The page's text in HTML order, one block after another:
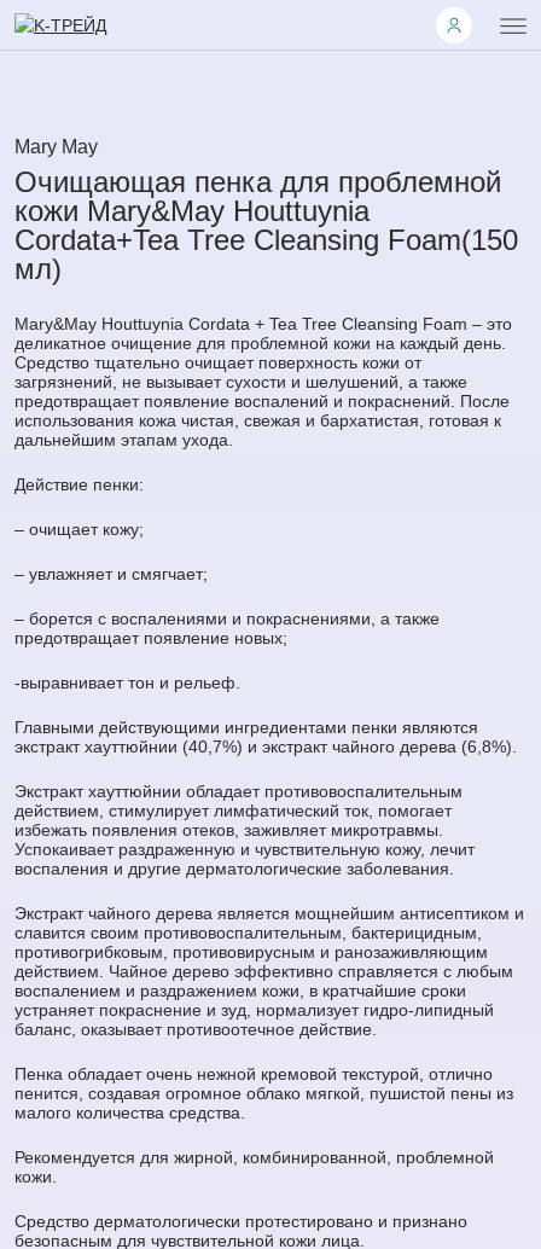
Mary May
Очищающая пенка для проблемной
кожи Mary&May Houttuynia
Cordata+Tea Tree Cleansing Foam(150
мл)
Mary&May Houttuynia Cordata + Tea Tree Cleansing Foam – это
деликатное очищение для проблемной кожи на каждый день.
Средство тщательно очищает поверхность кожи от
загрязнений, не вызывает сухости и шелушений, а также
предотвращает появление воспалений и покраснений. После
использования кожа чистая, свежая и бархатистая, готовая к
дальнейшим этапам ухода.
Действие пенки:
– очищает кожу;
– увлажняет и смягчает;
– борется с воспалениями и покраснениями, а также
предотвращает появление новых;
-выравнивает тон и рельеф.
Главными действующими ингредиентами пенки являются
экстракт хауттюйнии (40,7%) и экстракт чайного дерева (6,8%).
Экстракт хауттюйнии обладает противовоспалительным
действием, стимулирует лимфатический ток, помогает
избежать появления отеков, заживляет микротравмы.
Успокаивает раздраженную и чувствительную кожу, лечит
воспаления и другие дерматологические заболевания.
Экстракт чайного дерева является мощнейшим антисептиком и
славится своим противовоспалительным, бактерицидным,
противогрибковым, противовирусным и ранозаживляющим
действием. Чайное дерево эффективно справляется с любым
воспалением и раздражением кожи, в кратчайшие сроки
устраняет покраснение и зуд, нормализует гидро-липидный
баланс, оказывает противоотечное действие.
Пенка обладает очень нежной кремовой текстурой, отлично
пенится, создавая огромное облако мягкой, пушистой пены из
малого количества средства.
Рекомендуется для жирной, комбинированной, проблемной
кожи.
Средство дерматологически протестировано и признано
безопасным для чувствительной кожи лица.